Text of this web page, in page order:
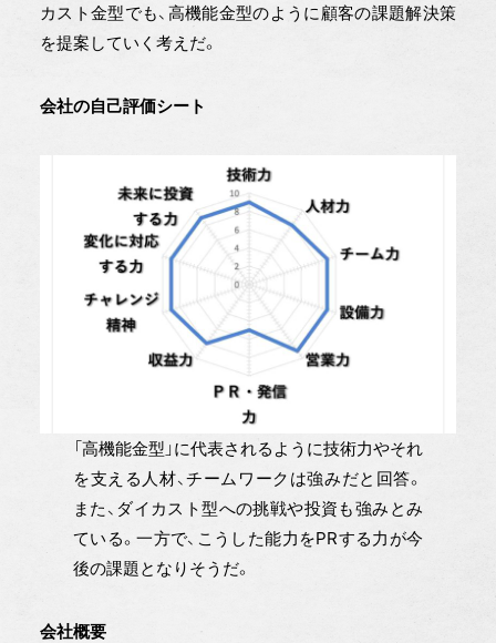
カスト金型でも、高機能金型のように顧客の課題解決策
を提案していく考えだ。
会社の自己評価シート
「高機能金型」に代表されるように技術力やそれ
を支える人材、チームワークは強みだと回答。
また、ダイカスト型への挑戦や投資も強みとみ
ている。一方で、こうした能力をPRする力が今
後の課題となりそうだ。
会社概要